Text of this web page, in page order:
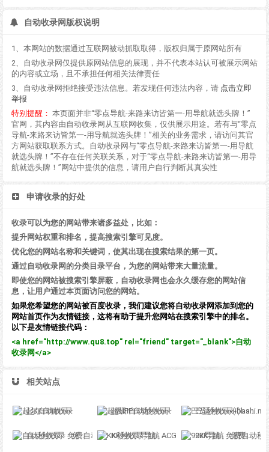
自动收录网版权说明
1、本网站的数据通过互联网被动抓取取得，版权归属于原网站所有
2、自动收录网仅提供原网站信息的展现，并不代表本站认可被展示网站
的内容或立场，且不承担任何相关法律责任
3、自动收录网拒绝接受违法信息。若发现任何违法内容，请 点击立即
举报
特别提醒： 本页面并非“零点导航-来路来访皆第一-用导航就选头牌！”
官网，其内容由自动收录网从互联网收集，仅供展示用途。若有与“零点
导航-来路来访皆第一-用导航就选头牌！”相关的业务需求，请访问其官
方网站获取联系方式。自动收录网与“零点导航-来路来访皆第一-用导航
就选头牌！”不存在任何关联关系，对于“零点导航-来路来访皆第一-用导
航就选头牌！”网站中提供的信息，请用户自行判断其真实性
申请收录的好处
收录可以为您的网站带来诸多益处，比如：
提升网站权重和排名，提高搜索引擎可见度。
优化您的网站名称和关键词，使其出现在搜索结果的第一页。
通过自动收录网的分类目录平台，为您的网站带来大量流量。
即使您的网站被搜索引擎屏蔽，自动收录网也会永久缓存您的网站信
息，让用户通过本页面访问您的网站。
如果您希望您的网站被百度收录，我们建议您将自动收录网添加到您的
网站首页作为友情链接，这将有助于提升您网站在搜索引擎中的排名。
以下是友情链接代码：
<a href="http://www.qu8.top" rel="friend" target="_blank">自动
收录网</a>
相关站点
起尔自动收录 超级IP自动秒收录 巴适秒收录-(ibashi.net) - 巴适导航分类网站目录 - 自助网址提交自动收录
自动秒收录 - 免费自动秒收录网址导航 KK秒收录导航 - ACG萌次元丨ACG导航网丨二次元导航丨资源网导航丨福利网址导航 - KK秒收录导航网 92K导航 - 免费自动秒收录网址导航